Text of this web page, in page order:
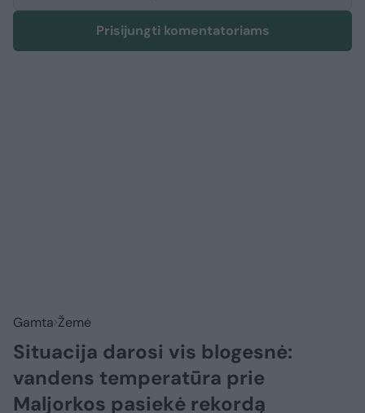
Prisijungti komentatoriams
Gamta Žemė
Situacija darosi vis blogesnė:
vandens temperatūra prie
Maljorkos pasiekė rekordą